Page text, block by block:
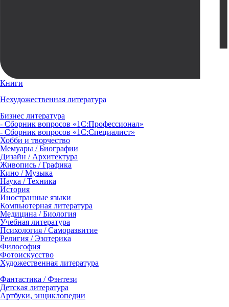
Книги
Нехудожественная литература
Бизнес литература
- Сборник вопросов «1С:Профессионал»
- Сборник вопросов «1С:Специалист»
Хобби и творчество
Мемуары / Биографии
Дизайн / Архитектура
Живопись / Графика
Кино / Музыка
Наука / Техника
История
Иностранные языки
Компьютерная литература
Медицина / Биология
Учебная литература
Психология / Саморазвитие
Религия / Эзотерика
Философия
Фотоискусство
Художественная литература
Фантастика / Фэнтези
Детская литература
Артбуки, энциклопедии